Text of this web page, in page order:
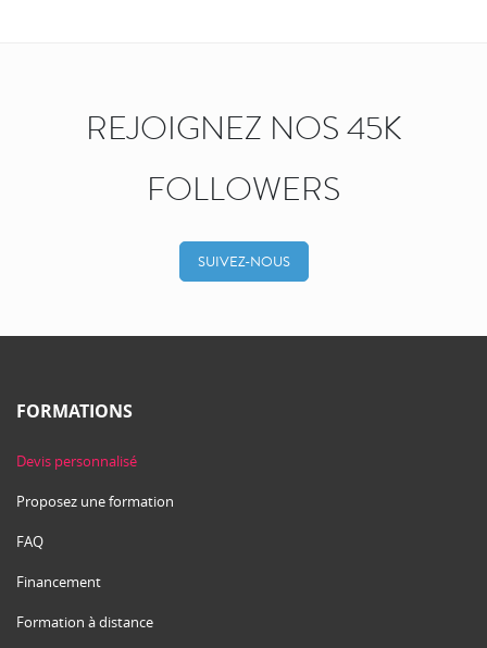
REJOIGNEZ NOS 45K
FOLLOWERS
SUIVEZ-NOUS
FORMATIONS
Devis personnalisé
Proposez une formation
FAQ
Financement
Formation à distance